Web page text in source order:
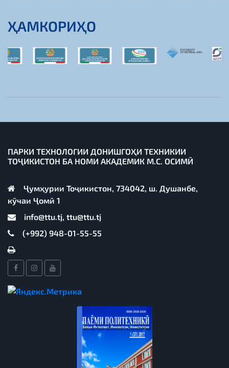
ҲАМКОРИҲО
ПАРКИ ТЕХНОЛОГИИ ДОНИШГОҲИ ТЕХНИКИИ
ТОҶИКИСТОН БА НОМИ АКАДЕМИК М.С. ОСИМӢ
Ҷумҳурии Тоҷикистон, 734042, ш. Душанбе,
кӯчаи Ҷомӣ 1
info@ttu.tj, ttu@ttu.tj
(+992) 948-01-55-55